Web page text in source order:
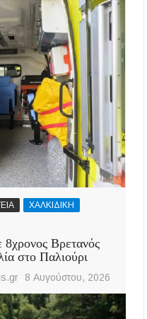
ΧΑΛΚΙΔΙΚΗ
8χρονος Βρετανός
στο Παλιούρι
8 Αυγούστου, 2026